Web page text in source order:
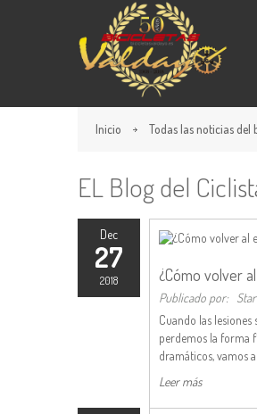
Inicio Todas las noticias del
EL Blog del
Dec
27
2018 ¿Cómo volver
Publicado por:
Cuando las
perdemos la forma
dramáticos, vamos
Leer más